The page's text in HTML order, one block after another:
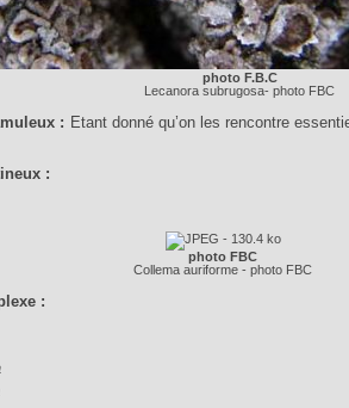
photo F.B.C
Lecanora subrugosa- photo FBC
: Etant donné qu’on les rencontre
:
photo FBC
Collema auriforme - photo FBC
: